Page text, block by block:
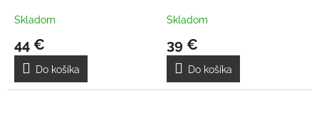
Skladom
44 €
Do košíka
Skladom
39 €
Do košíka